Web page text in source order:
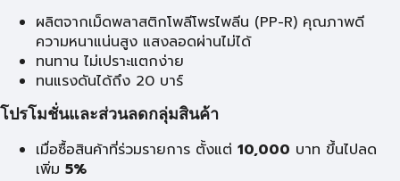
ผลิตจากเม็ดพลาสติกโพลีโพรไพลีน (PP-R) คุณภาพดี
ความหนาแน่นสูง แสงลอดผ่านไม่ได้
ทนทาน ไม่เปราะแตกง่าย
ทนแรงดันได้ถึง 20 บาร์
โปรโมชั่นและส่วนลดกลุ่มสินค้า
เมื่อซื้อสินค้าที่ร่วมรายการ ตั้งแต่ 10,000 บาท ขึ้นไปลด
เพิ่ม 5%